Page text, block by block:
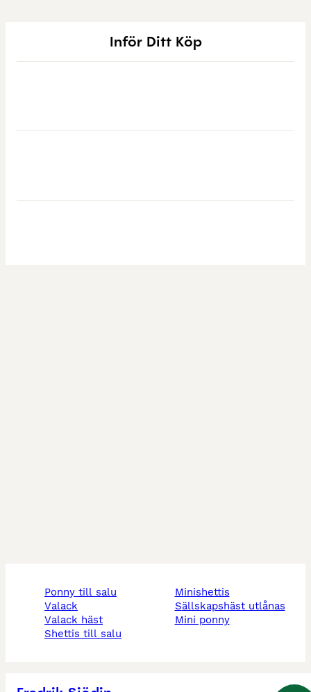
Inför Ditt Köp
ponny till salu
valack
valack häst
shettis till salu
minishettis
sällskapshäst utlånas
mini ponny